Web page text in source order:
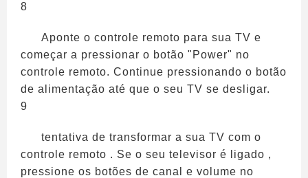
8
Aponte o controle remoto para sua TV e
começar a pressionar o botão "Power" no
controle remoto. Continue pressionando o botão
de alimentação até que o seu TV se desligar.
9
tentativa de transformar a sua TV com o
controle remoto . Se o seu televisor é ligado ,
pressione os botões de canal e volume no